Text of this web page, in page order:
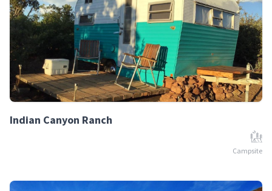
Indian Canyon Ranch
Campsite